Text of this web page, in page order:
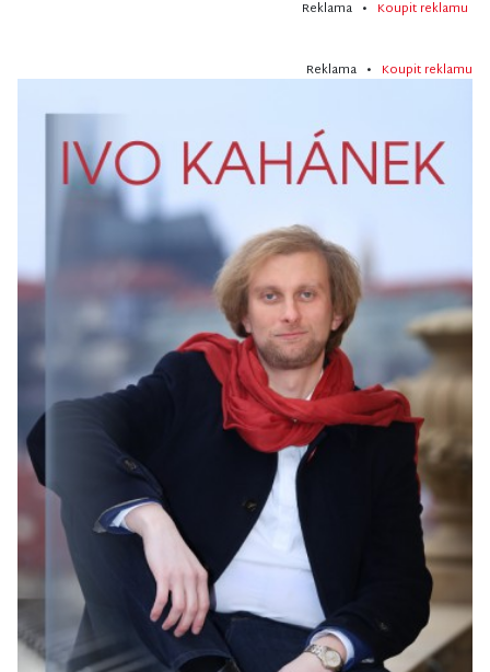
Reklama • Koupit reklamu
Reklama • Koupit reklamu